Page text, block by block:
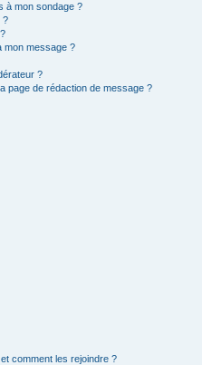
à mon sondage ?
?
mon message ?
?
page de rédaction de message ?
comment les rejoindre ?